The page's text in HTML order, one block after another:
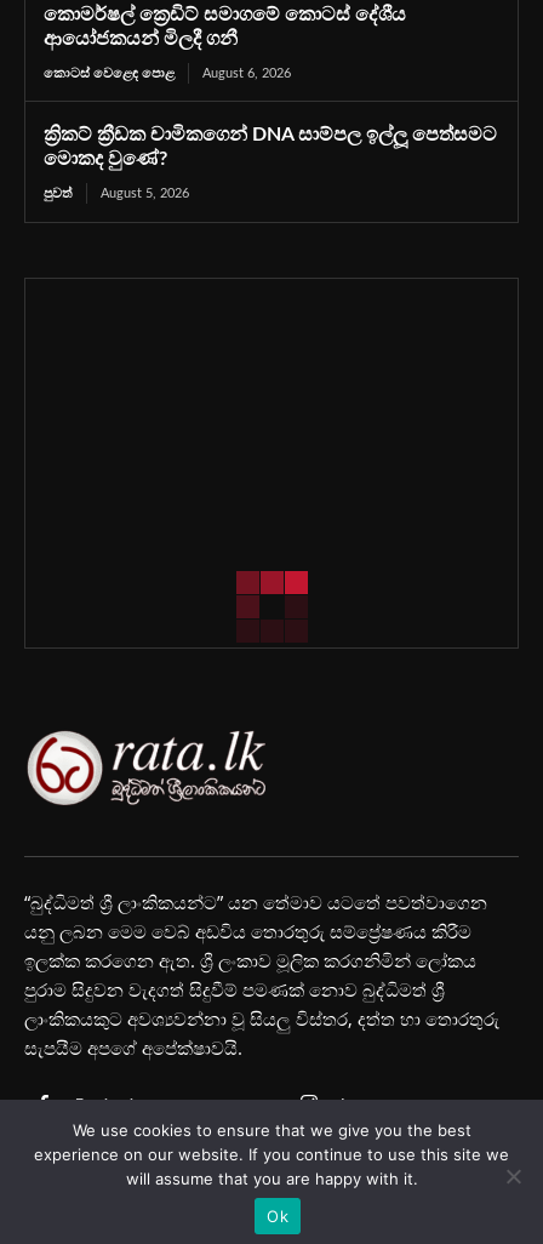
කොමර්ෂල් ක්‍රෙඩිට් සමාගමේ කොටස් දේශීය
ආයෝජකයන් මිලදී ගනී
කොටස් වෙළෙඳ පොළ August 6, 2026
ක්‍රිකට් ක්‍රීඩක චාමිකගෙන් DNA සාම්පල ඉල්ලූ පෙත්සමට
මොකද වුණේ?
පුවත් August 5, 2026
“බුද්ධිමත් ශ්‍රී ලාංකිකයන්ට” යන තේමාව යටතේ පවත්වාගෙන
යනු ලබන මෙම වෙබ් අඩවිය තොරතුරු සම්ප්‍රේෂණය කිරීම
ඉලක්ක කරගෙන ඇත. ශ්‍රී ලංකාව මූලික කරගනිමින් ලෝකය
පුරාම සිදුවන වැදගත් සිදුවීම් පමණක් නොව බුද්ධිමත් ශ්‍රී
ලාංකිකයකුට අවශ්‍යවන්නා වූ සියලු විස්තර, දත්ත හා තොරතුරු
සැපයීම අපගේ අපේක්ෂාවයි.
Youtube
We use cookies to ensure that we give you the best
experience on our website. If you continue to use this site we
will assume that you are happy with it.
Ok